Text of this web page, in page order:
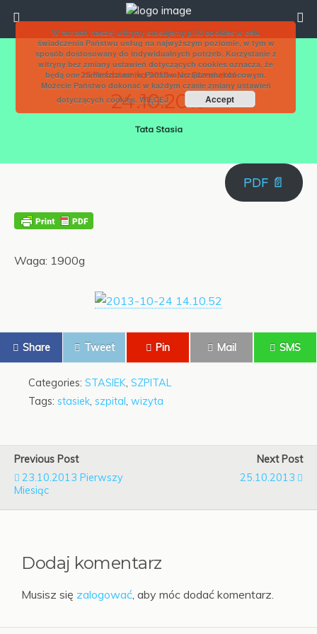
25 Października 2013 • No Comments
24.10.2013
Tata Stasia
PDF 📄
Waga: 1900g
Share Tweet Pin Mail SMS
Categories: STASIEK, SZPITAL
Tags: stasiek, szpital, wizyta
Previous Post
23.10.2013 Pierwszy
Miesiąc
Next Post
25.10.2013
Dodaj komentarz
Musisz się zalogować , aby móc dodać komentarz.
W ramach naszej witryny stosujemy pliki cookies w celu
świadczenia Państwu usług na najwyższym poziomie, w tym w
sposób dostosowany do indywidualnych potrzeb. Korzystanie z
witryny bez zmiany ustawień dotyczących cookies oznacza, że
będą one zamieszczane w Państwa urządzeniu końcowym.
Możecie Państwo dokonać w każdym czasie zmiany ustawień
dotyczących cookies. WIĘCEJ Accept